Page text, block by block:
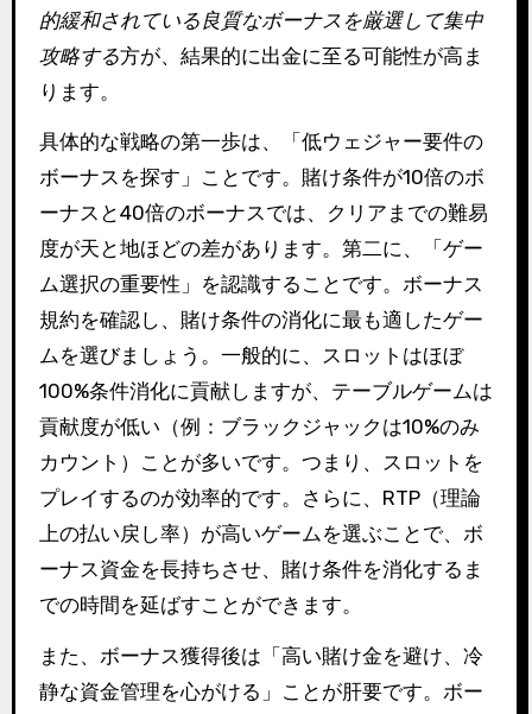
的緩和されている良質なボーナスを厳選して集中
攻略する方が、結果的に出金に至る可能性が高ま
ります。
具体的な戦略の第一歩は、「低ウェジャー要件の
ボーナスを探す」ことです。賭け条件が10倍のボ
ーナスと40倍のボーナスでは、クリアまでの難易
度が天と地ほどの差があります。第二に、「ゲー
ム選択の重要性」を認識することです。ボーナス
規約を確認し、賭け条件の消化に最も適したゲー
ムを選びましょう。一般的に、スロットはほぼ
100%条件消化に貢献しますが、テーブルゲームは
貢献度が低い（例：ブラックジャックは10%のみ
カウント）ことが多いです。つまり、スロットを
プレイするのが効率的です。さらに、RTP（理論
上の払い戻し率）が高いゲームを選ぶことで、ボ
ーナス資金を長持ちさせ、賭け条件を消化するま
での時間を延ばすことができます。
また、ボーナス獲得後は「高い賭け金を避け、冷
静な資金管理を心がける」ことが肝要です。ボー